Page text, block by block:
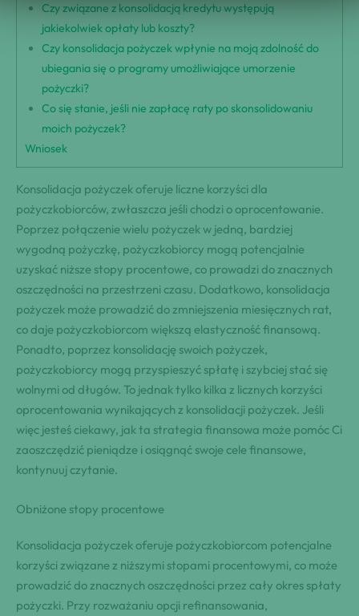
Czy związane z konsolidacją kredytu występują
jakiekolwiek opłaty lub koszty?
Czy konsolidacja pożyczek wpłynie na moją zdolność do
ubiegania się o programy umożliwiające umorzenie
pożyczki?
Co się stanie, jeśli nie zapłacę raty po skonsolidowaniu
moich pożyczek?
Wniosek
Konsolidacja pożyczek oferuje liczne korzyści dla
pożyczkobiorców, zwłaszcza jeśli chodzi o oprocentowanie.
Poprzez połączenie wielu pożyczek w jedną, bardziej
wygodną pożyczkę, pożyczkobiorcy mogą potencjalnie
uzyskać niższe stopy procentowe, co prowadzi do znacznych
oszczędności na przestrzeni czasu. Dodatkowo, konsolidacja
pożyczek może prowadzić do zmniejszenia miesięcznych rat,
co daje pożyczkobiorcom większą elastyczność finansową.
Ponadto, poprzez konsolidację swoich pożyczek,
pożyczkobiorcy mogą przyspieszyć spłatę i szybciej stać się
wolnymi od długów. To jednak tylko kilka z licznych korzyści
oprocentowania wynikających z konsolidacji pożyczek. Jeśli
więc jesteś ciekawy, jak ta strategia finansowa może pomóc Ci
zaoszczędzić pieniądze i osiągnąć swoje cele finansowe,
kontynuuj czytanie.
Obniżone stopy procentowe
Konsolidacja pożyczek oferuje pożyczkobiorcom potencjalne
korzyści związane z niższymi stopami procentowymi, co może
prowadzić do znacznych oszczędności przez cały okres spłaty
pożyczki. Przy rozważaniu opcji refinansowania,